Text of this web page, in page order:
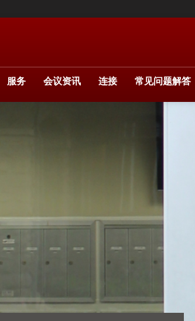
服务 会议资讯 连接
常见问题解答